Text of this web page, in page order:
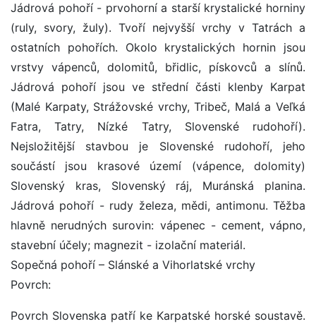
Jádrová pohoří - prvohorní a starší krystalické horniny
(ruly, svory, žuly). Tvoří nejvyšší vrchy v Tatrách a
ostatních pohořích. Okolo krystalických hornin jsou
vrstvy vápenců, dolomitů, břidlic, pískovců a slínů.
Jádrová pohoří jsou ve střední části klenby Karpat
(Malé Karpaty, Strážovské vrchy, Tribeč, Malá a Veľká
Fatra, Tatry, Nízké Tatry, Slovenské rudohoří).
Nejsložitější stavbou je Slovenské rudohoří, jeho
součástí jsou krasové území (vápence, dolomity)
Slovenský kras, Slovenský ráj, Muránská planina.
Jádrová pohoří - rudy železa, mědi, antimonu. Těžba
hlavně nerudných surovin: vápenec - cement, vápno,
stavební účely; magnezit - izolační materiál.
Sopečná pohoří – Slánské a Vihorlatské vrchy
Povrch:
Povrch Slovenska patří ke Karpatské horské soustavě.